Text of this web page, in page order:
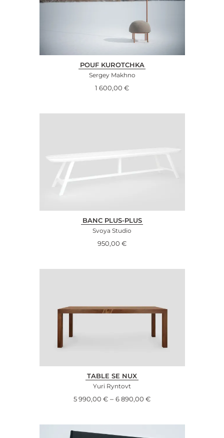
POUF KUROTCHKA
Sergey Makhno
1 600,00 €
BANC PLUS-PLUS
Svoya Studio
950,00 €
TABLE SE NUX
Yuri Ryntovt
5 990,00 € – 6 890,00 €